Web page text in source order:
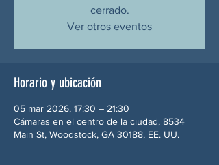
cerrado.
Ver otros eventos
Horario y ubicación
05 mar 2026, 17:30 – 21:30
Cámaras en el centro de la ciudad, 8534
Main St, Woodstock, GA 30188, EE. UU.